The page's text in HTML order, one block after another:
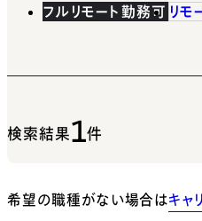
フルリモート勤務可 リモ
検索結果1件
希望の職種がない場合はキャ